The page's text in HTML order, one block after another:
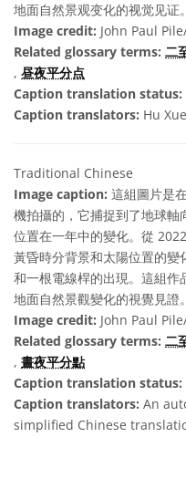
地面自然景观变化的视觉见证。
Image credit: John Paul
Related glossary terms: 二
, 昼夜平分点
Caption translation status:
Caption translators: Hu
Traditional Chinese
Image caption: 這組圖片是
機拍攝的，它捕捉到了地球軸
位置在一年中的變化。從
黃昏時分背景和太陽位置的
和一根電線桿的出現。這組作
地面自然景觀變化的視覺見證。
Image credit: John Paul
Related glossary terms: 二
, 晝夜平分點
Caption translation status:
Caption translators: An
simplified Chinese